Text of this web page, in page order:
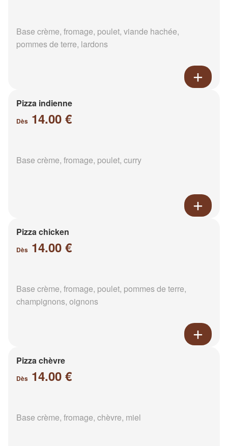
Base crème, fromage, poulet, viande hachée,
pommes de terre, lardons
Pizza indienne
Dès 14.00 €
Base crème, fromage, poulet, curry
Pizza chicken
Dès 14.00 €
Base crème, fromage, poulet, pommes de terre,
champignons, oignons
Pizza chèvre
Dès 14.00 €
Base crème, fromage, chèvre, miel